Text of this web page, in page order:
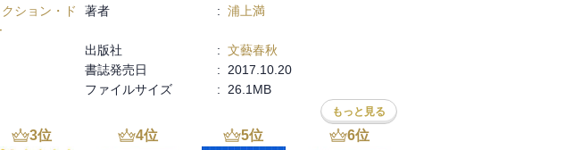
クション・ド
著者 : 浦上満
出版社 : 文藝春秋
書誌発売日 :
2017.10.20
ファイルサイズ : 26.1MB
もっと見る
3位 4位 5位 6位